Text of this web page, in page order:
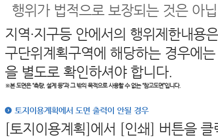
행위가 법적으로 보장되는 것은 아
지역·지구등 안에서의 행위제한내용
구단위계획구역에 해당하는 경우에
을 별도로 확인하셔야 합니다.
※본 도면은“측량, 설계 등”과 그 밖의 목적으로 사용할 수 없는 “참고도면”입니다.
토지이용계획에서 도면 출력이 안될 경우
[토지이용계획]에서 [인쇄] 버튼을